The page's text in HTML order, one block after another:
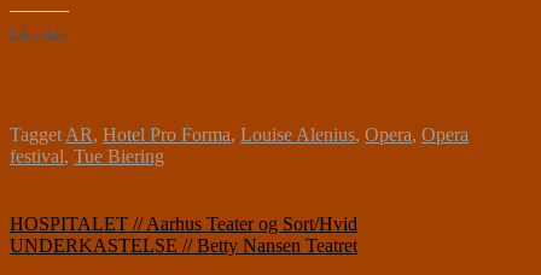
Like this:
TaggetAR, Hotel Pro Forma, Louise Alenius, Opera, Opera
festival, Tue Biering
Indlægsnavigation
HOSPITALET // Aarhus Teater og Sort/Hvid
UNDERKASTELSE // Betty Nansen Teatret